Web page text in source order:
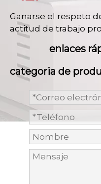
Ganarse el respeto
actitud de trabajo
enlaces
categoria de